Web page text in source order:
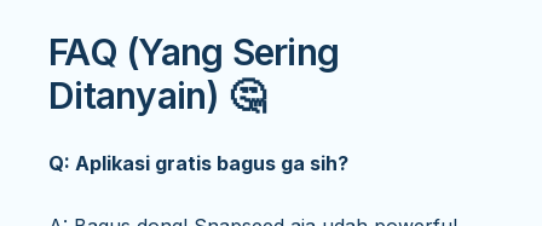
FAQ (Yang Sering
Ditanyain) 🤔
Q: Aplikasi gratis bagus ga sih?